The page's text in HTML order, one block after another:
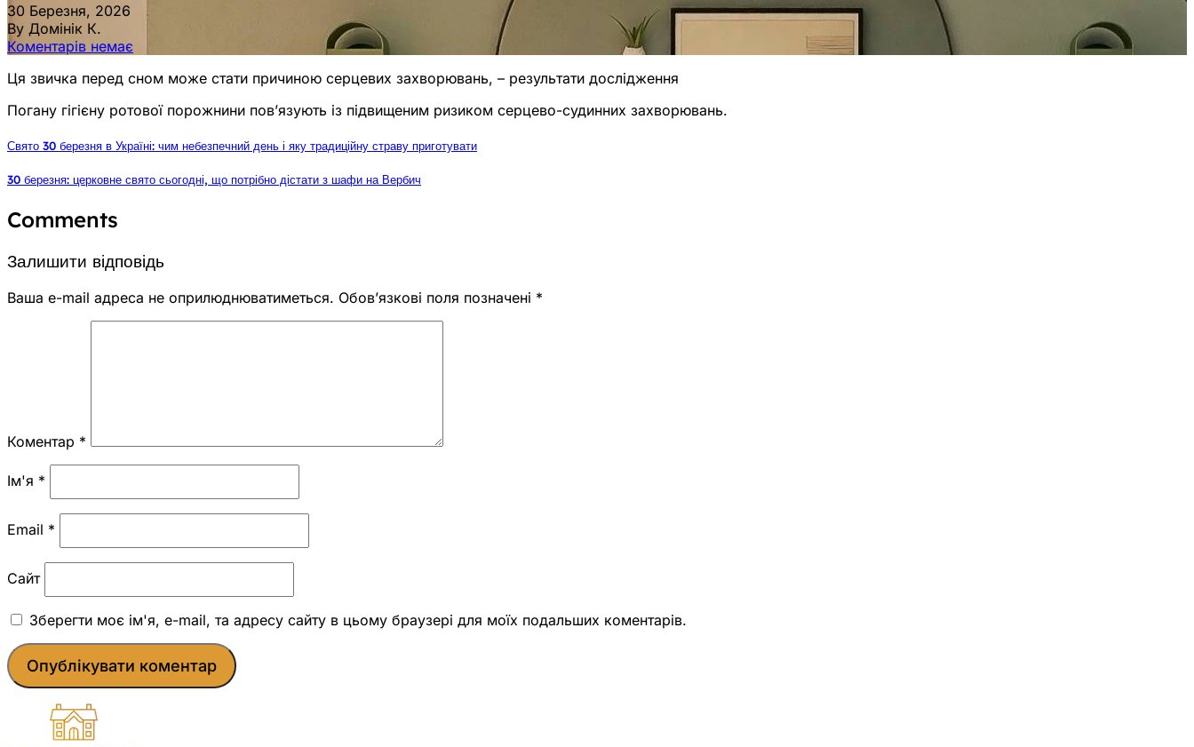
30 Березня, 2026
By Домінік К.
Коментарів немає
Ця звичка перед сном може стати причиною серцевих захворювань, – результати дослідження
Погану гігієну ротової порожнини пов’язують із підвищеним ризиком серцево-судинних захворювань.
Свято 30 березня в Україні: чим небезпечний день і яку традиційну страву приготувати
30 березня: церковне свято сьогодні, що потрібно дістати з шафи на Вербич
Comments
Залишити відповідь
Ваша e-mail адреса не оприлюднюватиметься. Обов’язкові поля позначені *
Коментар *
Ім'я *
Email *
Сайт
Зберегти моє ім'я, e-mail, та адресу сайту в цьому браузері для моїх подальших коментарів.